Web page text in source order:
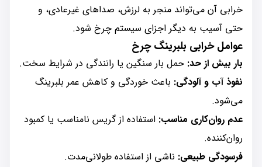
خرابی آن می‌تواند منجر به لرزش، صداهای غیرعادی، و
حتی آسیب به دیگر اجزای سیستم چرخ شود.
عوامل خرابی بلبرینگ چرخ
بار بیش از حد: حمل بار سنگین یا رانندگی در شرایط سخت.
نفوذ آب و آلودگی: باعث خوردگی و کاهش عمر بلبرینگ
می‌شود.
عدم روان‌کاری مناسب: استفاده از گریس نامناسب یا کمبود
روان‌کننده.
فرسودگی طبیعی: ناشی از استفاده طولانی‌مدت.